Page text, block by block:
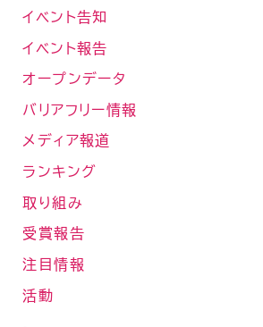
イベント告知
イベント報告
オープンデータ
バリアフリー情報
メディア報道
ランキング
取り組み
受賞報告
注目情報
活動